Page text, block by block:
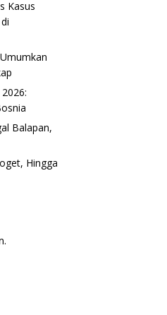
Sulung Tsania Marwa yang
Bertemu Selama 9 Tahun
Kasus
Balapan,
Hingga